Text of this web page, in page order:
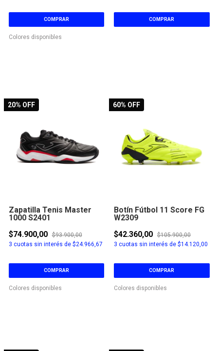
COMPRAR
Colores disponibles
COMPRAR
20% OFF
Zapatilla Tenis Master
1000 S2401
$74.900,00
$93.900,00
3 cuotas sin interés de $24.966,67
COMPRAR
Colores disponibles
60% OFF
Botín Fútbol 11 Score FG
W2309
$42.360,00
$105.900,00
3 cuotas sin interés de $14.120,00
COMPRAR
Colores disponibles